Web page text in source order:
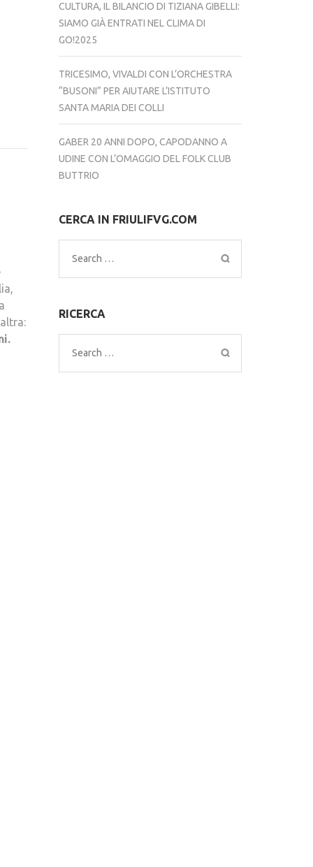
CULTURA, IL BILANCIO DI TIZIANA GIBELLI:
SIAMO GIÀ ENTRATI NEL CLIMA DI
GO!2025
TRICESIMO, VIVALDI CON L’ORCHESTRA
“BUSONI” PER AIUTARE L’ISTITUTO
SANTA MARIA DEI COLLI
GABER 20 ANNI DOPO, CAPODANNO A
UDINE CON L’OMAGGIO DEL FOLK CLUB
BUTTRIO
CERCA IN FRIULIFVG.COM
Search
for:
RICERCA
Search
for: